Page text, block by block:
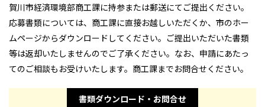
賀川市経済環境部商工課に持参または郵送にてご提出ください。
応募書類については、商工課に直接お越しいただくか、市のホー
ムページからダウンロードしてください。ご提出いただいた書類
等は返却いたしませんのでご了承ください。なお、申請にあたっ
てのご相談もお受けいたします。商工課までお問合せください。
書類ダウンロード・お問合せ